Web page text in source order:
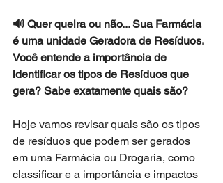
🔊 Quer queira ou não... Sua Farmácia
é uma unidade Geradora de Resíduos.
Você entende a importância de
identificar os tipos de Resíduos que
gera? Sabe exatamente quais são?
Hoje vamos revisar quais são os tipos
de resíduos que podem ser gerados
em uma Farmácia ou Drogaria, como
classificar e a importância e impactos